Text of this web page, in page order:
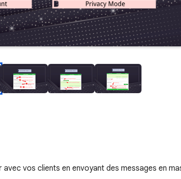
vos clients en envoyant des messages en